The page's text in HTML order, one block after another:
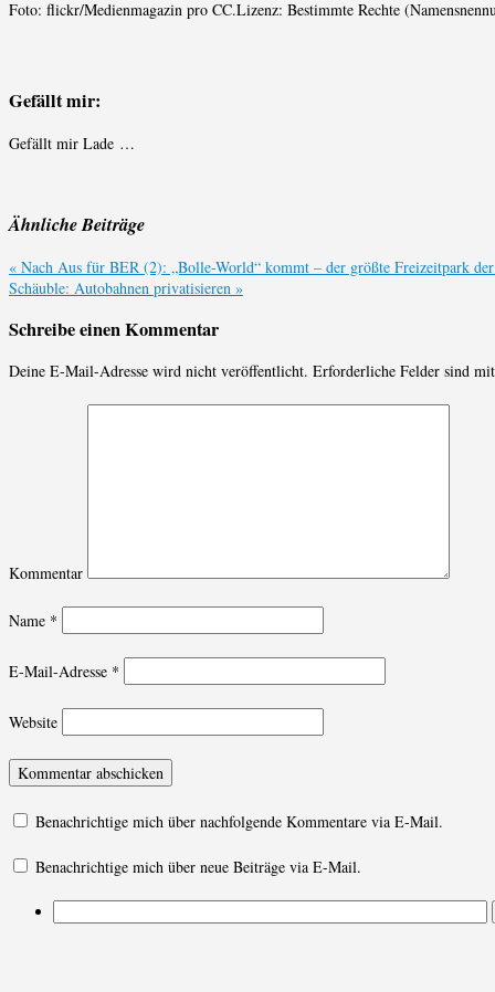
Foto: flickr/Medienmagazin pro CC.Lizenz: Bestimmte Rechte
Gefällt mir:
Gefällt mir Lade …
Ähnliche Beiträge
« Nach Aus für BER (2): „Bolle-World“ kommt – der größte Freizeitpark
Schäuble: Autobahnen privatisieren »
Schreibe einen Kommentar
Deine E-Mail-Adresse wird nicht veröffentlicht. Erforderliche Felder sind
Kommentar
Name *
E-Mail-Adresse *
Website
Benachrichtige mich über nachfolgende Kommentare via E-Mail.
Benachrichtige mich über neue Beiträge via E-Mail.